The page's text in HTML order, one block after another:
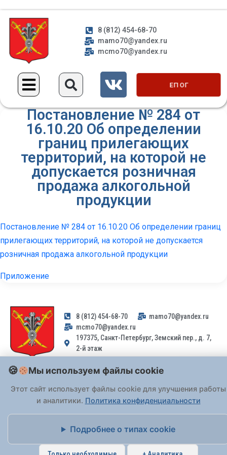
8 (812) 454-68-70
mamo70@yandex.ru
mcmo70@yandex.ru
ЕП ОГ
Постановление № 284 от
16.10.20 Об определении
границ прилегающих
территорий, на которой не
допускается розничная
продажа алкогольной
продукции
Постановление № 284 от 16.10.20 Об определении границ
прилегающих территорий, на которой не допускается
розничная продажа алкогольной продукции
Приложение
8 (812) 454-68-70
mamo70@yandex.ru
mcmo70@yandex.ru
197375, Санкт-Петербург, Земский пер., д. 7,
2-й этаж
Заявления и обращения граждан и организаций, поступившие на
адрес email, не могут быть рассмотрены на основании
Федерального закона от 02.05.2006 № 59-ФЗ
. Обращения
принимаются только: по почте, черезпортал «Госуслуги» (ЕПГУ)
или лично при предъявлении паспорта.
На Сайте действуетПолитика обработки персональных данных.
Мы используем файлы cookie
Этот сайт использует файлы cookie для улучшения работы
и аналитики. Политика конфиденциальности
Подробнее о типах cookie